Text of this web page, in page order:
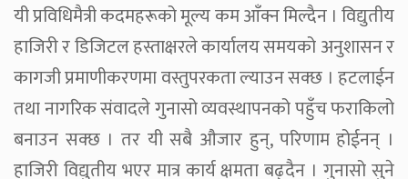
यी प्रविधिमैत्री कदमहरूको मूल्य कम आँक्न मिल्दैन । विद्युतीय
हाजिरी र डिजिटल हस्ताक्षरले कार्यालय समयको अनुशासन र
कागजी प्रमाणीकरणमा वस्तुपरकता ल्याउन सक्छ । हटलाईन
तथा नागरिक संवादले गुनासो व्यवस्थापनको पहुँच फराकिलो
बनाउन सक्छ । तर यी सबै औजार हुन्, परिणाम होईनन् ।
हाजिरी विद्युतीय भएर मात्र कार्य क्षमता बढ्दैन । गुनासो सुने